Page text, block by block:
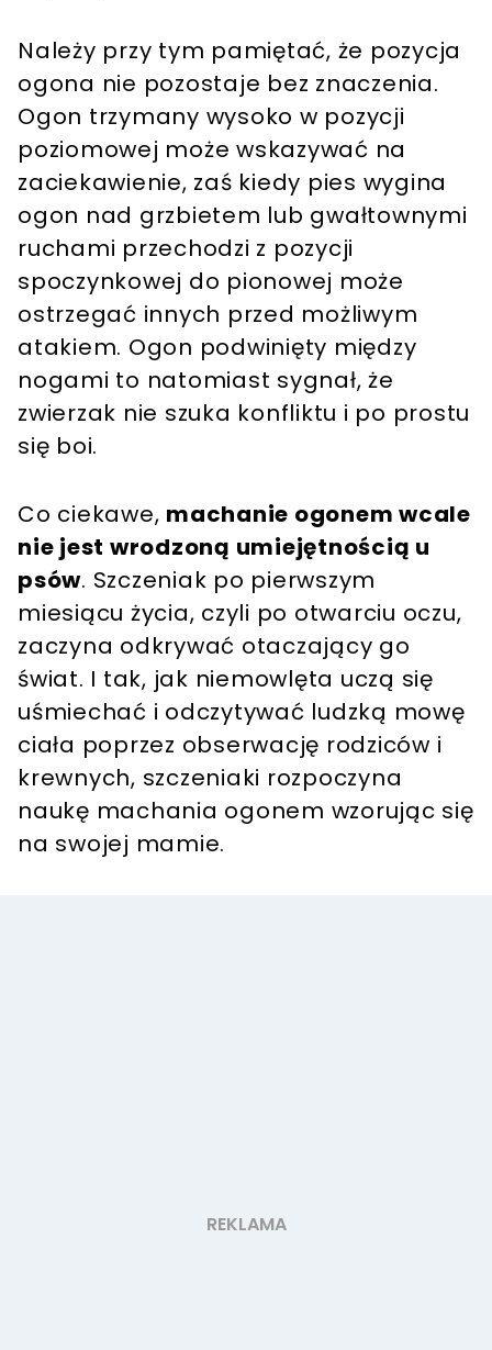
Należy przy tym pamiętać, że pozycja
ogona nie pozostaje bez znaczenia.
Ogon trzymany wysoko w pozycji
poziomowej może wskazywać na
zaciekawienie, zaś kiedy pies wygina
ogon nad grzbietem lub gwałtownymi
ruchami przechodzi z pozycji
spoczynkowej do pionowej może
ostrzegać innych przed możliwym
atakiem. Ogon podwinięty między
nogami to natomiast sygnał, że
zwierzak nie szuka konfliktu i po prostu
się boi.
Co ciekawe, machanie ogonem wcale
nie jest wrodzoną umiejętnością u
psów. Szczeniak po pierwszym
miesiącu życia, czyli po otwarciu oczu,
zaczyna odkrywać otaczający go
świat. I tak, jak niemowlęta uczą się
uśmiechać i odczytywać ludzką mowę
ciała poprzez obserwację rodziców i
krewnych, szczeniaki rozpoczyna
naukę machania ogonem wzorując się
na swojej mamie.